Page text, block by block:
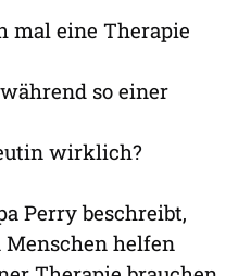
mal eine Therapie
so einer
wirklich?
Perry beschreibt,
helfen